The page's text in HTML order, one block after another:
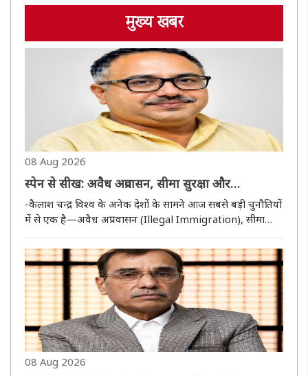
मुख्य खबर
08 Aug 2026
स्पेन से सीख: अवैध अप्रवासन, सीमा सुरक्षा और
जनसांख्यिकीय परिवर्तन के प्रति समय रहते जागना क्यों
आवश्यक है?
-कैलाश चन्द्र विश्व के अनेक देशों के सामने आज सबसे बड़ी चुनौतियों
में से एक है—अवैध अप्रवासन (Illegal Immigration), सीमा
सुरक्षा और उससे उत्पन्न होने वाले जनसांख्यिकीय परिवर्तन। यह केवल
किसी एक देश या महाद्वीप का विषय नहीं, बल्कि राष्ट्रीय सुरक्षा..
08 Aug 2026